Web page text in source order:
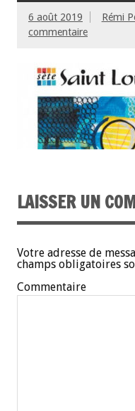
6 août 2019 Rémi
commentaire
LAISSER UN
Votre adresse de
champs obligatoires
Commentaire